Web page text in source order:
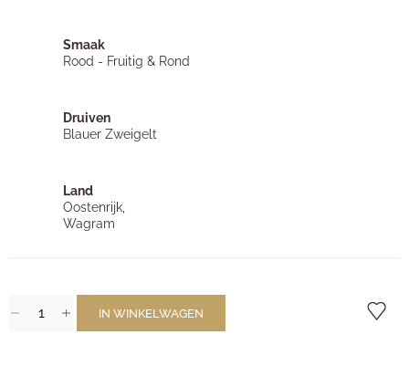
Smaak
Rood - Fruitig & Rond
Druiven
Blauer Zweigelt
Land
Oostenrijk,
Wagram
IN WINKELWAGEN